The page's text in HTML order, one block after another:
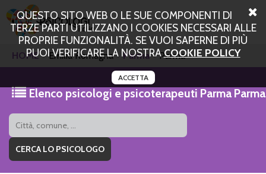
QUESTO SITO WEB O LE SUE COMPONENTI DI
TERZE PARTI UTILIZZANO I COOKIES NECESSARI ALLE
PROPRIE FUNZIONALITÀ. SE VUOI SAPERNE DI PIÙ
PUOI VERIFICARE LA NOSTRACOOKIE POLICY
ACCETTA
HOME Emilia Romagna Parma Parma
Elenco psicologi e psicoterapeuti Parma Parma